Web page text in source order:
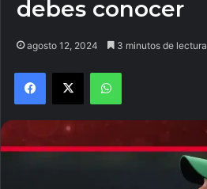
debes conocer
agosto 12, 2024 3 minutos de lectura
Facebook
X WhatsApp